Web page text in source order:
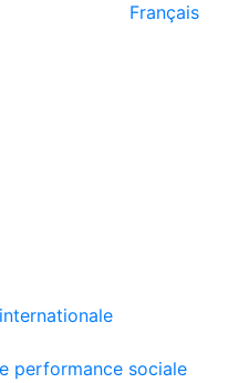
Français
performance sociale